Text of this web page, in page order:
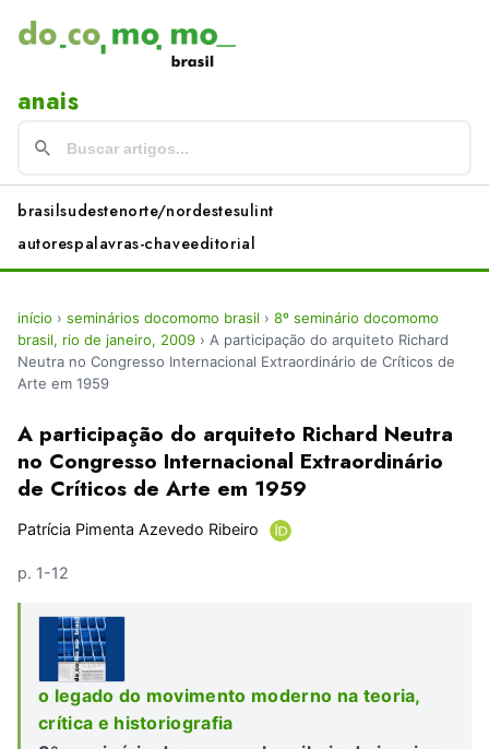
anais
brasilsudestenorte/nordestesulint
autorespalavras-chaveeditorial
início › seminários docomomo brasil › 8º seminário docomomo
brasil, rio de janeiro, 2009 › A participação do arquiteto Richard
Neutra no Congresso Internacional Extraordinário de Críticos de
Arte em 1959
A participação do arquiteto Richard Neutra
no Congresso Internacional Extraordinário
de Críticos de Arte em 1959
Patrícia Pimenta Azevedo Ribeiro
p. 1-12
o legado do movimento moderno na teoria,
crítica e historiografia